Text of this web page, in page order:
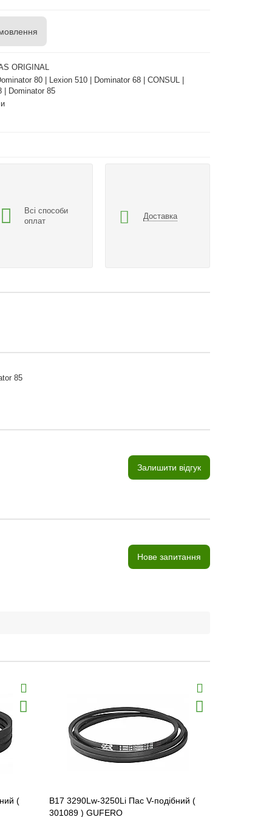
ORIGINAL
80 | Lexion 510 | Dominator 68 | CONSUL |
| Dominator 85
Всі способи
оплат
Доставка
85
Залишити відгук
Нове запитання
(
B17 3290Lw-3250Li Пас V-подібний (
301089 ) GUFERO